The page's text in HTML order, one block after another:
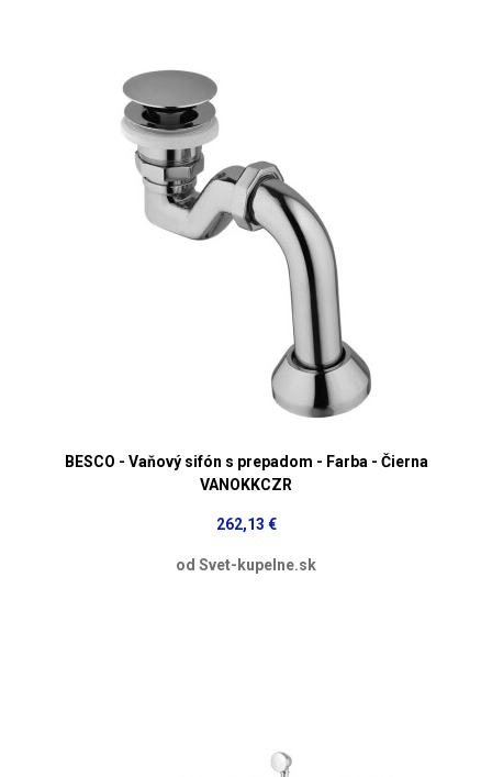
BESCO - Vaňový sifón s prepadom - Farba - Čierna
VANOKKCZR
262,13 €
od Svet-kupelne.sk